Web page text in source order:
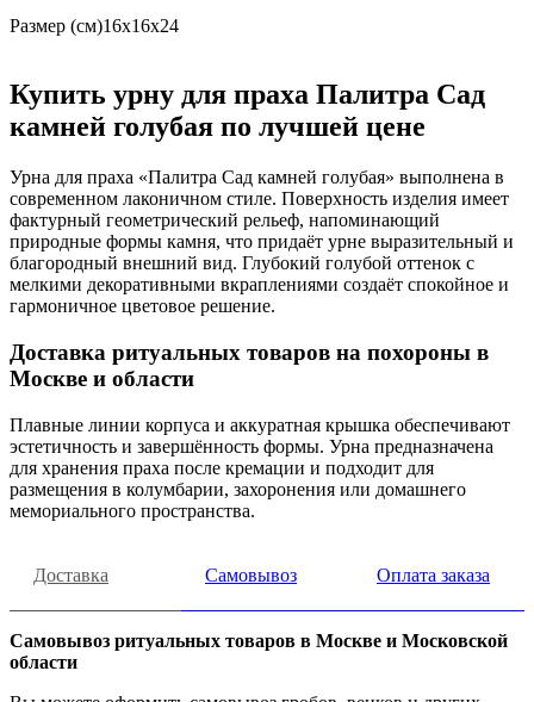
Размер (см)16х16х24
Купить урну для праха Палитра Сад
камней голубая по лучшей цене
Урна для праха «Палитра Сад камней голубая» выполнена в
современном лаконичном стиле. Поверхность изделия имеет
фактурный геометрический рельеф, напоминающий
природные формы камня, что придаёт урне выразительный и
благородный внешний вид. Глубокий голубой оттенок с
мелкими декоративными вкраплениями создаёт спокойное и
гармоничное цветовое решение.
Доставка ритуальных товаров на похороны в
Москве и области
Плавные линии корпуса и аккуратная крышка обеспечивают
эстетичность и завершённость формы. Урна предназначена
для хранения праха после кремации и подходит для
размещения в колумбарии, захоронения или домашнего
мемориального пространства.
Доставка Самовывоз Оплата заказа
Самовывоз ритуальных товаров в Москве и Московской
области